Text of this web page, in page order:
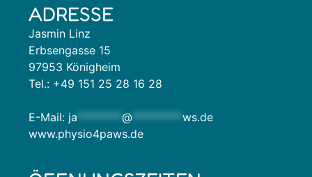
ADRESSE
Jasmin Linz
Erbsengasse 15
97953 Königheim
Tel.: +49 151 25 28 16 28
E-Mail: ja ******** @ ********* ws.de
www.physio4paws.de